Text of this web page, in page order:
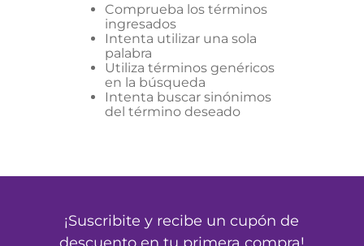
Comprueba los términos
ingresados
Intenta utilizar una sola
palabra
Utiliza términos genéricos
en la búsqueda
Intenta buscar sinónimos
del término deseado
¡Suscribite y recibe un cupón de